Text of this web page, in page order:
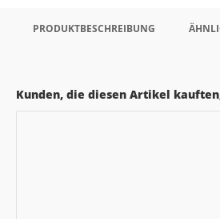
PRODUKTBESCHREIBUNG
Kunden, die diesen Artikel